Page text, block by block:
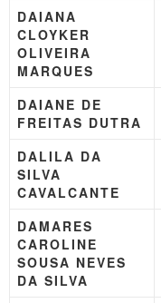
DAIANA
CLOYKER
OLIVEIRA
MARQUES
DAIANE DE
FREITAS DUTRA
DALILA DA
SILVA
CAVALCANTE
DAMARES
CAROLINE
SOUSA NEVES
DA SILVA